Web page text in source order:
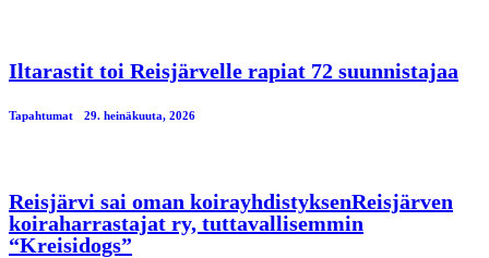
Iltarastit toi Reisjärvelle rapiat 72 suunnistajaa
Tapahtumat 29. heinäkuuta, 2026
Reisjärvi sai oman koirayhdistyksenReisjärven
koiraharrastajat ry, tuttavallisemmin
“Kreisidogs”